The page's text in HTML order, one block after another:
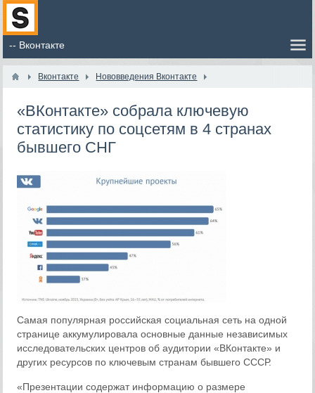
Вконтакте Нововведения Вконтакте
«ВКонтакте» собрала ключевую
статистику по соцсетям в 4 странах
бывшего СНГ
Самая популярная российская социальная сеть на одной
странице аккумулировала основные данные независимых
исследовательских центров об аудитории «ВКонтакте» и
других ресурсов по ключевым странам бывшего СССР.
«Презентации содержат информацию о размере